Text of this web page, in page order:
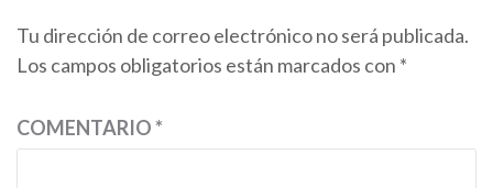
Tu dirección de correo electrónico no será publicada.
Los campos obligatorios están marcados con *
COMENTARIO*